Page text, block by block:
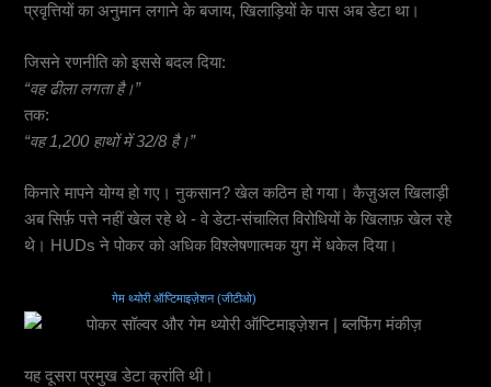
प्रवृत्तियों का अनुमान लगाने के बजाय, खिलाड़ियों के पास अब डेटा था।
जिसने रणनीति को इससे बदल दिया:
“वह ढीला लगता है।”
तक:
“वह 1,200 हाथों में 32/8 है।”
किनारे मापने योग्य हो गए। नुकसान? खेल कठिन हो गया। कैज़ुअल खिलाड़ी
अब सिर्फ़ पत्ते नहीं खेल रहे थे - वे डेटा-संचालित विरोधियों के खिलाफ़ खेल रहे
थे। HUDs ने पोकर को अधिक विश्लेषणात्मक युग में धकेल दिया।
4. पोकर सॉल्वर औरगेम थ्योरी ऑप्टिमाइज़ेशन (जीटीओ)
यह दूसरा प्रमुख डेटा क्रांति थी।